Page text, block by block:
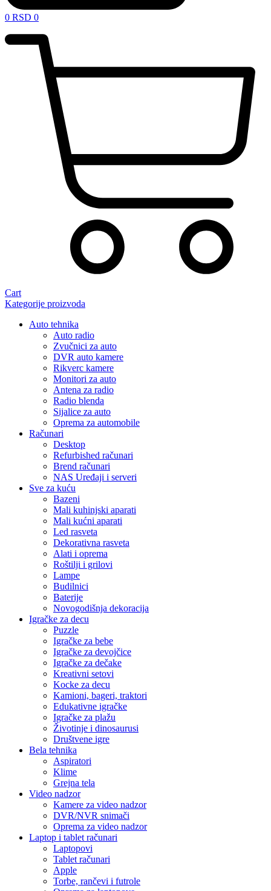
0 RSD 0
Cart
Kategorije proizvoda
Auto tehnika
Auto radio
Zvučnici za auto
DVR auto kamere
Rikverc kamere
Monitori za auto
Antena za radio
Radio blenda
Sijalice za auto
Oprema za automobile
Računari
Desktop
Refurbished računari
Brend računari
NAS Uređaji i serveri
Sve za kuću
Bazeni
Mali kuhinjski aparati
Mali kućni aparati
Led rasveta
Dekorativna rasveta
Alati i oprema
Roštilji i grilovi
Lampe
Budilnici
Baterije
Novogodišnja dekoracija
Igračke za decu
Puzzle
Igračke za bebe
Igračke za devojčice
Igračke za dečake
Kreativni setovi
Kocke za decu
Kamioni, bageri, traktori
Edukativne igračke
Igračke za plažu
Životinje i dinosaurusi
Društvene igre
Bela tehnika
Aspiratori
Klime
Grejna tela
Video nadzor
Kamere za video nadzor
DVR/NVR snimači
Oprema za video nadzor
Laptop i tablet računari
Laptopovi
Tablet računari
Apple
Torbe, rančevi i futrole